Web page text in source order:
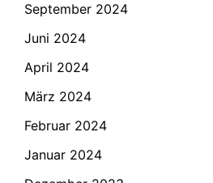
September 2024
Juni 2024
April 2024
März 2024
Februar 2024
Januar 2024